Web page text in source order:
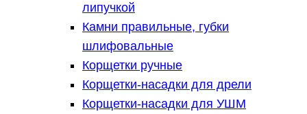
липучкой
Камни правильные, губки
шлифовальные
Корщетки ручные
Корщетки-насадки для дрели
Корщетки-насадки для УШМ